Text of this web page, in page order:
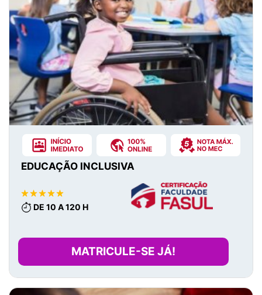
EDUCAÇÃO INCLUSIVA
DE 10 A 120 H
MATRICULE-SE JÁ!